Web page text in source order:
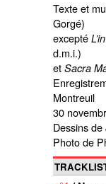
Texte et
Gorgé)
excepté
d.m.i.)
et Sacra
Montreuil
30
Dessins
Photo de